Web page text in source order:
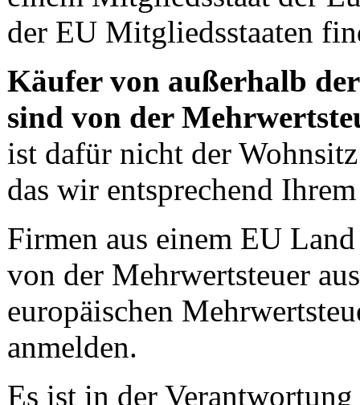
der EU Mitgliedsstaaten
Käufer von außerhalb
sind von der
ist dafür nicht der
das wir entsprechend
Firmen aus einem EU
von der Mehrwertsteuer
europäischen
anmelden.
Es ist in der